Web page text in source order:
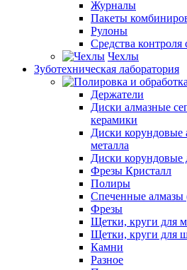
Журналы
Пакеты
Рулоны
Средства контроля
Чехлы
Зуботехническая лаборатория
Держатели
Диски алмазные
керамики
Диски корундовые
металла
Диски корундовые
Фрезы Кристалл
Полиры
Спеченные алмазы
Фрезы
Щетки, круги для
Щетки, круги для
Камни
Разное